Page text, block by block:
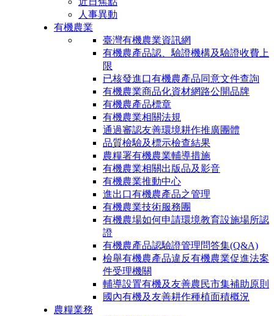
人事異動
有機農業
臺灣有機農業資訊網
有機農產品認、驗證機構及驗證收費上
限
已核發進口有機農產品同意文件查詢
有機農業商品化資材網路公開品牌
有機農產品標章
有機農業相關法規
通過審認友善環境耕作推廣團體
品質檢驗及標示檢查結果
農糧署有機農業輔導措施
有機農業相關出版品及影音
有機農業推動中心
進出口有機農產品之管理
有機農業技術服務團
有機農場如何申請環境教育設施場所認
證
有機農產品認驗證管理問答集(Q&A)
檢舉有機農產品違反有機農業促進法案
件受理機關
輔導設置有機及友善農民市集補助原則
國內有機及友善耕作種植面積概況
農糧業務